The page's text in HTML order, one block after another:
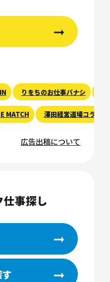
りをちのお仕事バナシ
MATCH 澤田経営道場コラム
広告出稿について
仕事探し